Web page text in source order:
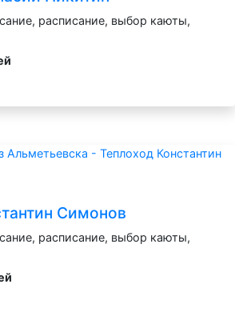
расписание, выбор каюты,
Симонов
расписание, выбор каюты,